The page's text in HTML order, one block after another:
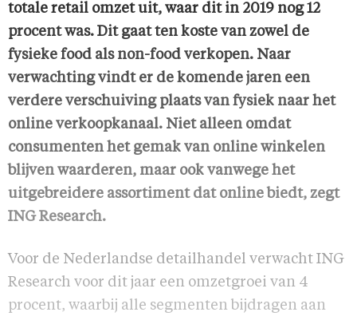
totale retail omzet uit, waar dit in 2019 nog 12
procent was. Dit gaat ten koste van zowel de
fysieke food als non-food verkopen. Naar
verwachting vindt er de komende jaren een
verdere verschuiving plaats van fysiek naar het
online verkoopkanaal. Niet alleen omdat
consumenten het gemak van online winkelen
blijven waarderen, maar ook vanwege het
uitgebreidere assortiment dat online biedt, zegt
ING Research.
Voor de Nederlandse detailhandel verwacht ING
Research voor dit jaar een omzetgroei van 4
procent, waarbij alle segmenten bijdragen aan